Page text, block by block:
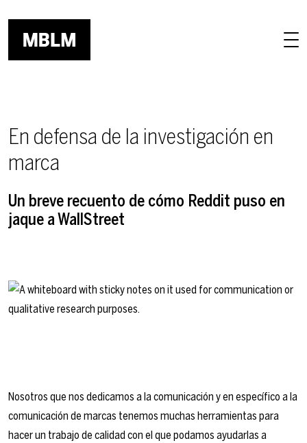
En defensa de la investigación en
marca
Un breve recuento de cómo Reddit puso en
jaque a WallStreet
Nosotros que nos dedicamos a la comunicación y en específico a la
comunicación de marcas tenemos muchas herramientas para
hacer un trabajo de calidad con el que podamos ayudarlas a